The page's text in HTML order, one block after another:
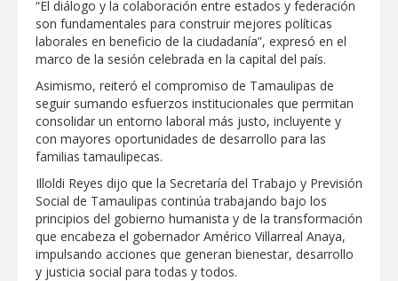
“El diálogo y la colaboración entre estados y federación
son fundamentales para construir mejores políticas
laborales en beneficio de la ciudadanía”, expresó en el
marco de la sesión celebrada en la capital del país.
Asimismo, reiteró el compromiso de Tamaulipas de
seguir sumando esfuerzos institucionales que permitan
consolidar un entorno laboral más justo, incluyente y
con mayores oportunidades de desarrollo para las
familias tamaulipecas.
Illoldi Reyes dijo que la Secretaría del Trabajo y Previsión
Social de Tamaulipas continúa trabajando bajo los
principios del gobierno humanista y de la transformación
que encabeza el gobernador Américo Villarreal Anaya,
impulsando acciones que generan bienestar, desarrollo
y justicia social para todas y todos.